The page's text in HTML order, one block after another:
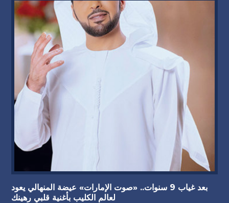
بعد غياب 9 سنوات.. «صوت الإمارات» عيضة المنهالي يعود
لعالم الكليب بأغنية قلبي رهينك